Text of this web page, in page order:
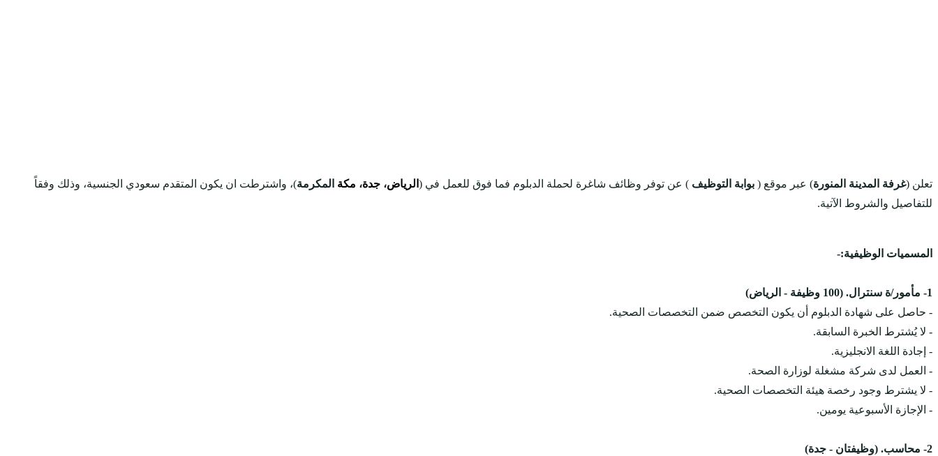
تعلن (غرفة المدينة المنورة) عبر موقع ( بوابة التوظيف ) عن توفر وظائف شاغرة لحملة الدبلوم فما فوق للعمل في ( الرياض، جدة، مكة المكرمة)، واشترطت ان يكون المتقدم سعودي الجنسية، وذلك وفقاً
للتفاصيل والشروط الآتية.
المسميات الوظيفية:-
1- مأمور/ة سنترال. (100 وظيفة - الرياض)
- حاصل على شهادة الدبلوم أن يكون التخصص ضمن التخصصات الصحية.
- لا يُشترط الخبرة السابقة.
- إجادة اللغة الانجليزية.
- العمل لدى شركة مشغلة لوزارة الصحة.
- لا يشترط وجود رخصة هيئة التخصصات الصحية.
- الإجازة الأسبوعية يومين.
2- محاسب. (وظيفتان - جدة)